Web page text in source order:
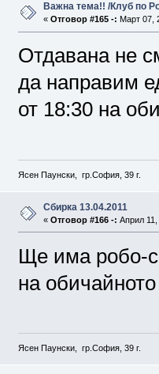
Важна тема!! /Клуб по
« Отговор #165 -: Март 07,
Отдавана не
да направим
от 18:30 на
Ясен Паунски, гр.София, 39 г.
Сбирка 13.04.2011
« Отговор #166 -: Април
Ще има робо-
на
Ясен Паунски, гр.София, 39 г.